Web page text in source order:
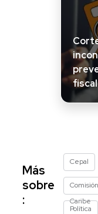
Más
sobre
:
Cepal
Caribe
Política